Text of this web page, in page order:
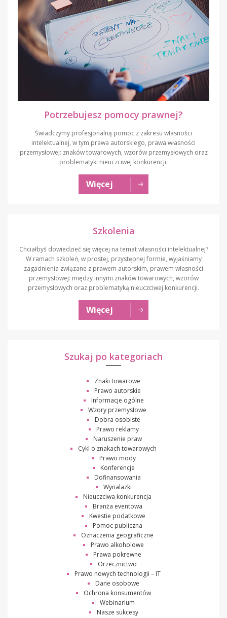
Potrzebujesz pomocy prawnej?
Świadczymy profesjonalną pomoc z zakresu własności
intelektualnej, w tym prawa autorskiego, prawa własności
przemysłowej: znaków towarowych, wzorów przemysłowych oraz
problematyki nieuczciwej konkurencji.
Więcej
Szkolenia
Chciałbyś dowiedzieć się więcej na temat własności intelektualnej?
W ramach szkoleń, w prostej, przystępnej formie, wyjaśniamy
zagadnienia związane z prawem autorskim, prawem własności
przemysłowej: między innymi znaków towarowych, wzorów
przemysłowych oraz problematyką nieuczciwej konkurencji.
Więcej
Szukaj po kategoriach
Znaki towarowe
Prawo autorskie
Informacje ogólne
Wzory przemysłowe
Dobra osobiste
Prawo reklamy
Naruszenie praw
Cykl o znakach towarowych
Prawo mody
Konferencje
Dofinansowania
Wynalazki
Nieuczciwa konkurencja
Branża eventowa
Kwestie podatkowe
Pomoc publiczna
Oznaczenia geograficzne
Prawo alkoholowe
Prawa pokrewne
Orzecznictwo
Prawo nowych technologii – IT
Dane osobowe
Ochrona konsumentów
Webinarium
Nasze sukcesy